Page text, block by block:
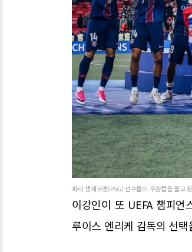
파리 생제르맹(PSG) 선수들이 우승컵을 들고
이강인이 또 UEFA 챔피
루이스 엔리케 감독의 선